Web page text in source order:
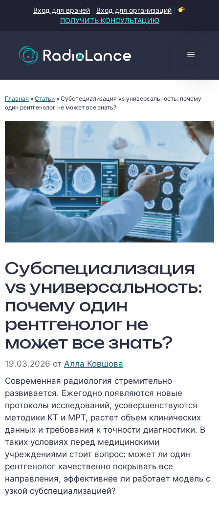
Вход для врачей Вход для организаций
ПОЛУЧИТЬ КОНСУЛЬТАЦИЮ
Меню
Главная » Статьи » Субспециализация vs универсальность: почему
один рентгенолог не может все знать?
Субспециализация
vs универсальность:
почему один
рентгенолог не
может все знать?
19.03.2026 от Алла Ковшова
Современная радиология стремительно
развивается. Ежегодно появляются новые
протоколы исследований, усовершенствуются
методики КТ и МРТ, растет объем клинических
данных и требования к точности диагностики. В
таких условиях перед медицинскими
учреждениями стоит вопрос: может ли один
рентгенолог качественно покрывать все
направления, эффективнее ли работает модель с
узкой субспециализацией?